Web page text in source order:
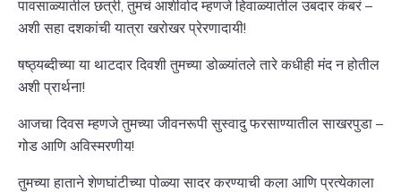
पावसाळ्यातील छत्री, तुमचं आशीर्वाद म्हणजे हिवाळ्यातील उबदार कंबरं –
अशी सहा दशकांची यात्रा खरोखर प्रेरणादायी!
षष्ठ्यब्दीच्या या थाटदार दिवशी तुमच्या डोळ्यांतले तारे कधीही मंद न होतील
अशी प्रार्थना!
आजचा दिवस म्हणजे तुमच्या जीवनरूपी सुस्वादु फरसाण्यातील साखरपुडा –
गोड आणि अविस्मरणीय!
तुमच्या हाताने शेणघांटीच्या पोळ्या सादर करण्याची कला आणि प्रत्येकाला